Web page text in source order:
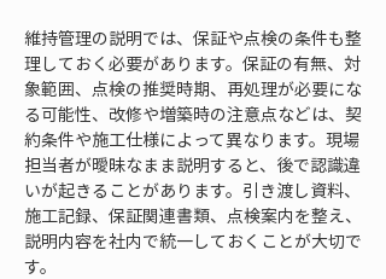
維持管理の説明では、保証や点検の条件も整
理しておく必要があります。保証の有無、対
象範囲、点検の推奨時期、再処理が必要にな
る可能性、改修や増築時の注意点などは、契
約条件や施工仕様によって異なります。現場
担当者が曖昧なまま説明すると、後で認識違
いが起きることがあります。引き渡し資料、
施工記録、保証関連書類、点検案内を整え、
説明内容を社内で統一しておくことが大切で
す。